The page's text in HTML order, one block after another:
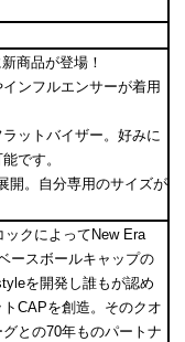
商品が登場！
ンフルエンサーが着用
ットバイザー。好みに
です。
開。自分専用のサイズが
ックによってNew Era
ースボールキャップの
を開発し誰もが認め
CAPを創造。そのクオ
との70年ものパートナ